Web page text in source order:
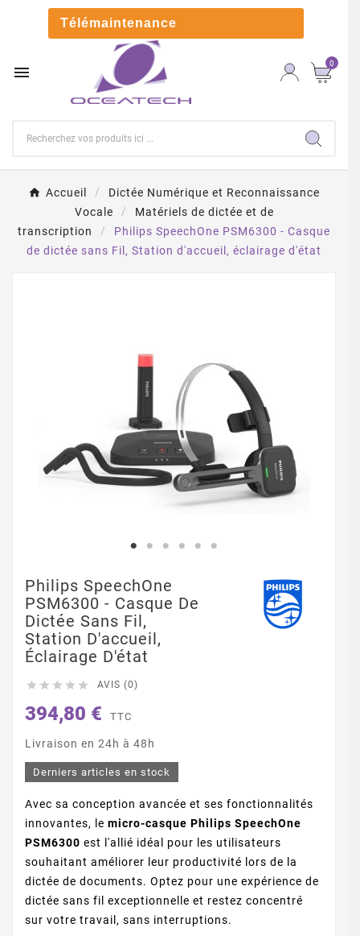
 0
Accueil
Dictée Numérique et Reconnaissance
Vocale
Matériels de dictée et de
transcription
Philips SpeechOne PSM6300 - Casque
de dictée sans Fil, Station d'accueil, éclairage d'état
Philips SpeechOne
PSM6300 - Casque De
Dictée Sans Fil,
Station D'accueil,
Éclairage D'état
     AVIS (0)
394,80 € TTC
Livraison en 24h à 48h
Derniers articles en stock
Avec sa conception avancée et ses fonctionnalités
innovantes, le micro-casque Philips SpeechOne
PSM6300 est l'allié idéal pour les utilisateurs
souhaitant améliorer leur productivité lors de la
dictée de documents. Optez pour une expérience de
dictée sans fil exceptionnelle et restez concentré
sur votre travail, sans interruptions.
Télémaintenance